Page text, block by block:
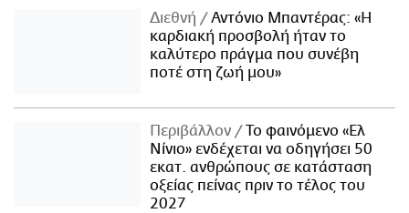
Διεθνή
Αντόνιο Μπαντέρας: «Η
καρδιακή προσβολή ήταν το
καλύτερο πράγμα που συνέβη
ποτέ στη ζωή μου»
Περιβάλλον
Το φαινόμενο «Ελ
Νίνιο» ενδέχεται να οδηγήσει 50
εκατ. ανθρώπους σε κατάσταση
οξείας πείνας πριν το τέλος του
2027